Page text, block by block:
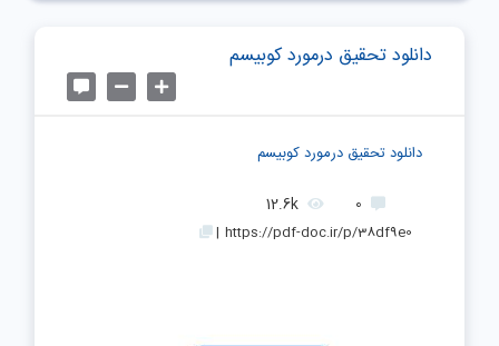
دانلود تحقیق درمورد کوبیسم
دانلود تحقیق درمورد کوبیسم
0
12.6k
https://pdf-doc.ir/p/38df9e0
|